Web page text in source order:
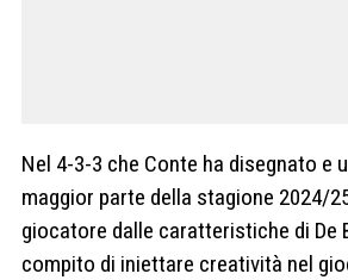
Nel 4-3-3 che Conte ha disegnato e
maggior parte della stagione 2024/
giocatore dalle caratteristiche di De
compito di iniettare creatività nel